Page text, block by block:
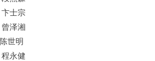
卞士宗
曾泽湘
陈世明
程永健